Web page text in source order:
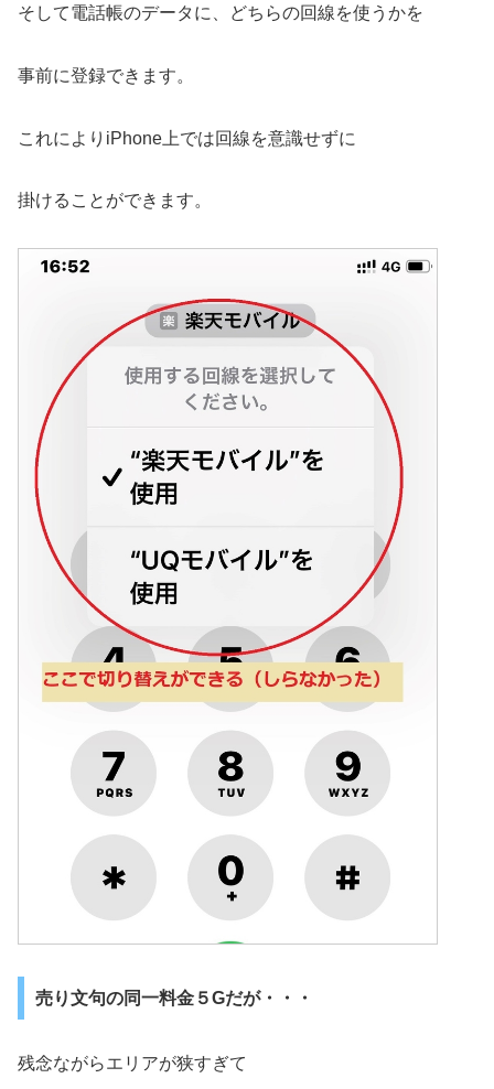
そして電話帳のデータに、どちらの回線を使うかを
事前に登録できます。
これによりiPhone上では回線を意識せずに
掛けることができます。
売り文句の同一料金５Gだが・・・
残念ながらエリアが狭すぎて